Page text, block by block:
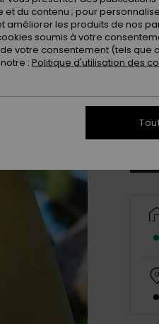
du contenu ; pour
les produits de nos
soumis à votre
votre consentement (tels que
: Politique d'utilisation des